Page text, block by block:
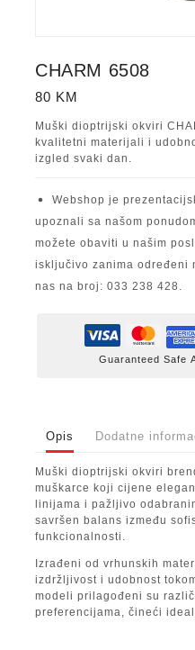
CHARM 6508
80 KM
Muški dioptrijski okviri
kvalitetni materijali i
izgled svaki dan.
Webshop je
upoznali sa našom
možete obaviti u našim
isključivo zanima određeni
nas na broj: 033 238 428.
Guaranteed Safe
Opis Dodatne
Muški dioptrijski okviri
muškarce koji cijene
linijama i pažljivo
savršen balans između
funkcionalnosti.
Izrađeni od vrhunskih
izdržljivost i udobnost
modeli prilagođeni su
preferencijama, čineći